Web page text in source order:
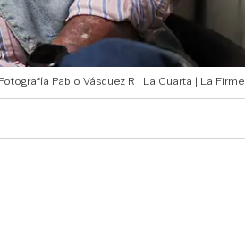
Pablo Vásquez R | La Cuarta | La Firme